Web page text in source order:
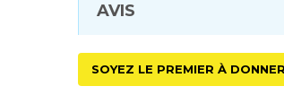
AVIS
SOYEZ LE PREMIER À